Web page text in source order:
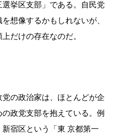
挙区支部」である。自民党
想像するかもしれないが、
だけの存在なのだ。
の政治家は、ほとんどが企
政党支部を抱えている。例
宿区という「東 京都第一